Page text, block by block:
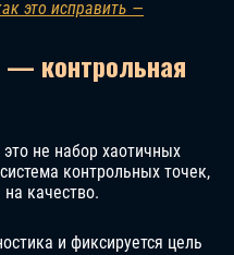
это исправить —
— контрольная
не набор хаотичных
контрольных точек,
качество.
и фиксируется цель